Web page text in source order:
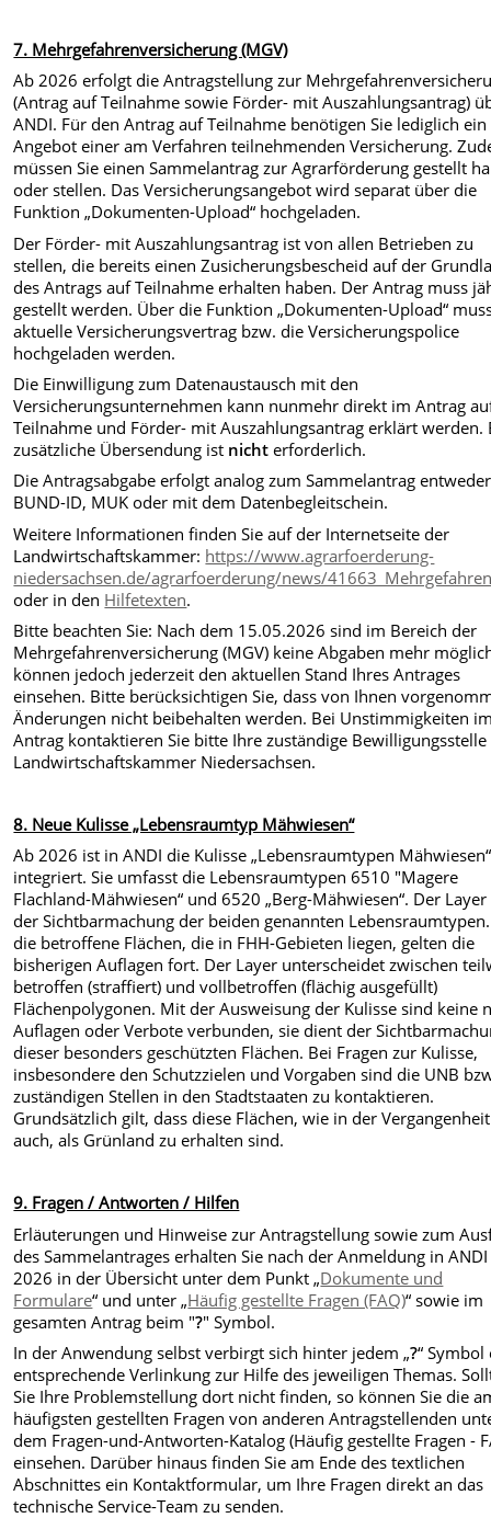
7. Mehrgefahrenversicherung (MGV)
Ab 2026 erfolgt die Antragstellung zur
(Antrag auf Teilnahme sowie Förder- mit Auszahlungsantrag)
ANDI. Für den Antrag auf Teilnahme benötigen Sie lediglich ein
Angebot einer am Verfahren teilnehmenden Versicherung.
müssen Sie einen Sammelantrag zur Agrarförderung gestellt
oder stellen. Das Versicherungsangebot wird separat über die
Funktion „Dokumenten-Upload“ hochgeladen.
Der Förder- mit Auszahlungsantrag ist von allen Betrieben zu
stellen, die bereits einen Zusicherungsbescheid auf der
des Antrags auf Teilnahme erhalten haben. Der Antrag muss
gestellt werden. Über die Funktion „Dokumenten-Upload“
aktuelle Versicherungsvertrag bzw. die Versicherungspolice
hochgeladen werden.
Die Einwilligung zum Datenaustausch mit den
Versicherungsunternehmen kann nunmehr direkt im Antrag
Teilnahme und Förder- mit Auszahlungsantrag erklärt werden.
zusätzliche Übersendung ist nicht erforderlich.
Die Antragsabgabe erfolgt analog zum Sammelantrag
BUND-ID, MUK oder mit dem Datenbegleitschein.
Weitere Informationen finden Sie auf der Internetseite der
Landwirtschaftskammer: https://www.agrarfoerderung-
niedersachsen.de/agrarfoerderung/news/
oder in den Hilfetexten.
Bitte beachten Sie: Nach dem 15.05.2026 sind im Bereich der
Mehrgefahrenversicherung (MGV) keine Abgaben mehr
können jedoch jederzeit den aktuellen Stand Ihres Antrages
einsehen. Bitte berücksichtigen Sie, dass von Ihnen
Änderungen nicht beibehalten werden. Bei Unstimmigkeiten
Antrag kontaktieren Sie bitte Ihre zuständige
Landwirtschaftskammer Niedersachsen.
8. Neue Kulisse „Lebensraumtyp Mähwiesen“
Ab 2026 ist in ANDI die Kulisse „Lebensraumtypen Mähwiesen“
integriert. Sie umfasst die Lebensraumtypen 6510 "Magere
Flachland-Mähwiesen“ und 6520 „Berg-Mähwiesen“. Der
der Sichtbarmachung der beiden genannten
die betroffene Flächen, die in FHH-Gebieten liegen, gelten die
bisherigen Auflagen fort. Der Layer unterscheidet zwischen
betroffen (straffiert) und vollbetroffen (flächig ausgefüllt)
Flächenpolygonen. Mit der Ausweisung der Kulisse sind keine
Auflagen oder Verbote verbunden, sie dient der
dieser besonders geschützten Flächen. Bei Fragen zur Kulisse,
insbesondere den Schutzzielen und Vorgaben sind die UNB
zuständigen Stellen in den Stadtstaaten zu kontaktieren.
Grundsätzlich gilt, dass diese Flächen, wie in der Vergangenheit
auch, als Grünland zu erhalten sind.
9. Fragen / Antworten / Hilfen
Erläuterungen und Hinweise zur Antragstellung sowie zum
des Sammelantrages erhalten Sie nach der Anmeldung in ANDI
2026 in der Übersicht unter dem Punkt „Dokumente und
Formulare“ und unter „Häufig gestellte Fragen (FAQ)“ sowie im
gesamten Antrag beim "?" Symbol.
In der Anwendung selbst verbirgt sich hinter jedem „?“ Symbol
entsprechende Verlinkung zur Hilfe des jeweiligen Themas.
Sie Ihre Problemstellung dort nicht finden, so können Sie die
häufigsten gestellten Fragen von anderen Antragstellenden
dem Fragen-und-Antworten-Katalog (Häufig gestellte Fragen -
einsehen. Darüber hinaus finden Sie am Ende des textlichen
Abschnittes ein Kontaktformular, um Ihre Fragen direkt an das
technische Service-Team zu senden.